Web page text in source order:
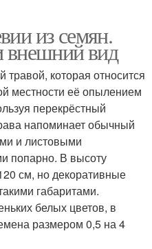
из семян.
внешний вид
травой, которая относится
местности её опылением
перекрёстный
напоминает обычный
и листовыми
попарно. В высоту
см, но декоративные
габаритами.
белых цветов, в
размером 0,5 на 4